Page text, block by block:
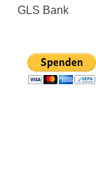
GLS Bank